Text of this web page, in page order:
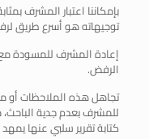
بإمكاننا اعتبار المشرف
توجيهاته هو أسرع طريق
إعادة المشرف للمسودة مع
الرفض.
تجاهل هذه الملاحظات أو
للمشرف بعدم جدية
كتابة تقرير سلبي عنها